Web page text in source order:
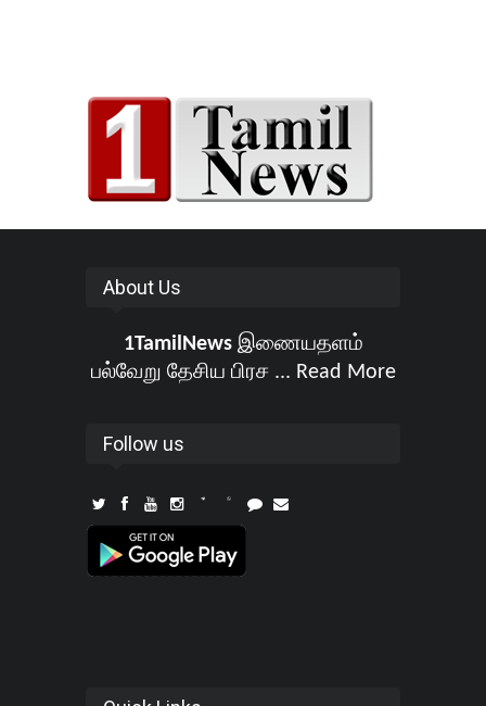
About Us
1TamilNewsஇணையதளம்
பல்வேறு தேசிய பிரச ... Read More
Follow us